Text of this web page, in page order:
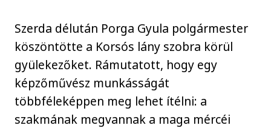
Szerda délután Porga Gyula polgármester
köszöntötte a Korsós lány szobra körül
gyülekezőket. Rámutatott, hogy egy
képzőművész munkásságát
többféleképpen meg lehet ítélni: a
szakmának megvannak a maga mércéi